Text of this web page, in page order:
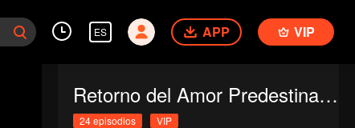
ES APP VIP
Retorno del Amor Predestinado
24 episodios VIP